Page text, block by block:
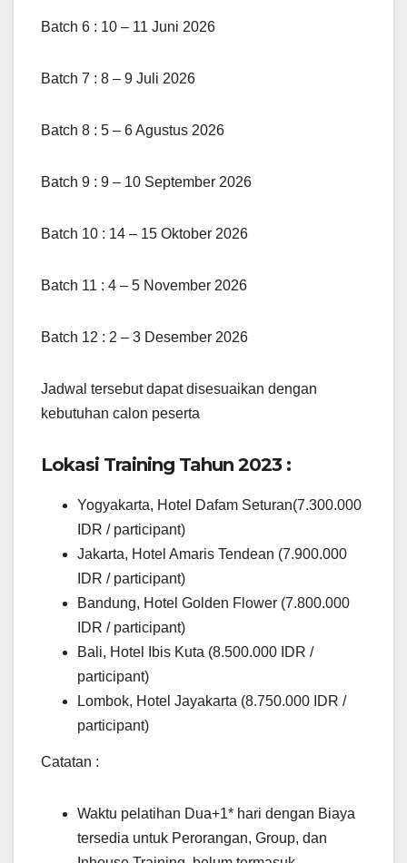
Batch 6 : 10 – 11 Juni 2026
Batch 7 : 8 – 9 Juli 2026
Batch 8 : 5 – 6 Agustus 2026
Batch 9 : 9 – 10 September 2026
Batch 10 : 14 – 15 Oktober 2026
Batch 11 : 4 – 5 November 2026
Batch 12 : 2 – 3 Desember 2026
Jadwal tersebut dapat disesuaikan dengan
kebutuhan calon peserta
Lokasi Training Tahun 2023 :
Yogyakarta, Hotel Dafam Seturan(7.300.000
IDR / participant)
Jakarta, Hotel Amaris Tendean (7.900.000
IDR / participant)
Bandung, Hotel Golden Flower (7.800.000
IDR / participant)
Bali, Hotel Ibis Kuta (8.500.000 IDR /
participant)
Lombok, Hotel Jayakarta (8.750.000 IDR /
participant)
Catatan :
Waktu pelatihan Dua+1* hari dengan Biaya
tersedia untuk Perorangan, Group, dan